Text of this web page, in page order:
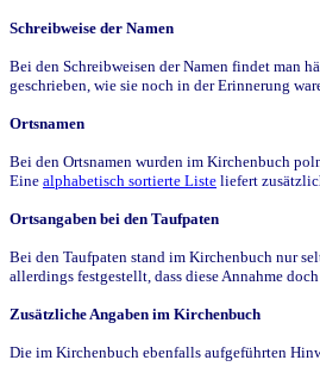
Schreibweise der Namen
Bei den Schreibweisen der Namen findet man
geschrieben, wie sie noch in der Erinnerung
Ortsnamen
Bei den Ortsnamen wurden im Kirchenbuch
Eine alphabetisch sortierte Liste liefert
Ortsangaben bei den Taufpaten
Bei den Taufpaten stand im Kirchenbuch nur
allerdings festgestellt, dass diese Annahme
Zusätzliche Angaben im Kirchenbuch
Die im Kirchenbuch ebenfalls aufgeführten